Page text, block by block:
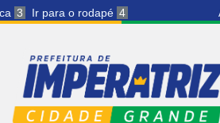
3 Ir para o rodapé 4